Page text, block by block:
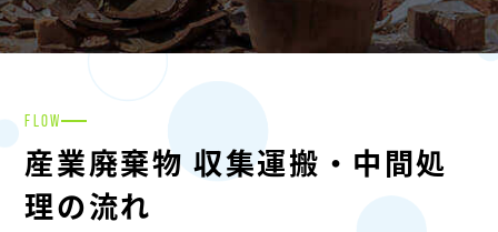
FLOW
産業廃棄物 収集運搬・中間処
理の流れ